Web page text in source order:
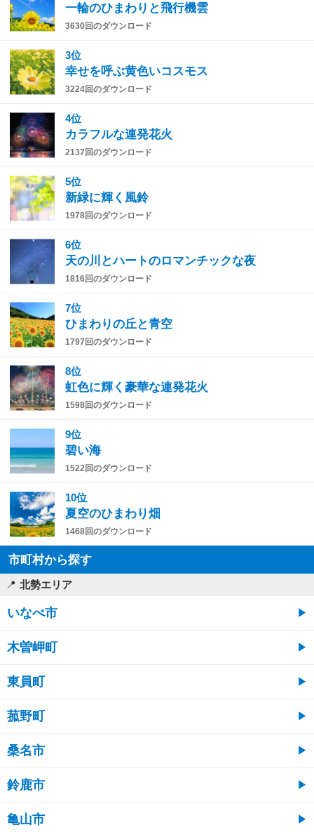
一輪のひまわりと飛行機雲
3630回のダウンロード
3位
幸せを呼ぶ黄色いコスモス
3224回のダウンロード
4位
カラフルな連発花火
2137回のダウンロード
5位
新緑に輝く風鈴
1978回のダウンロード
6位
天の川とハートのロマンチックな夜
1816回のダウンロード
7位
ひまわりの丘と青空
1797回のダウンロード
8位
虹色に輝く豪華な連発花火
1598回のダウンロード
9位
碧い海
1522回のダウンロード
10位
夏空のひまわり畑
1468回のダウンロード
市町村から探す
北勢エリア
いなべ市
木曽岬町
東員町
菰野町
桑名市
鈴鹿市
亀山市